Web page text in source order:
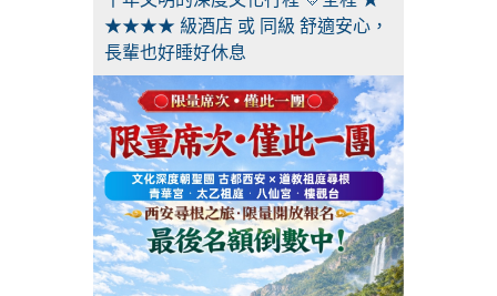
★★★★ 級酒店 或 同級 舒適安心，
長輩也好睡好休息